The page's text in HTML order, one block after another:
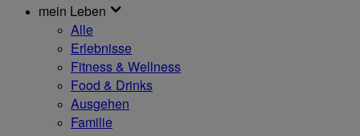
mein Leben
Alle
Erlebnisse
Fitness & Wellness
Food & Drinks
Ausgehen
Familie